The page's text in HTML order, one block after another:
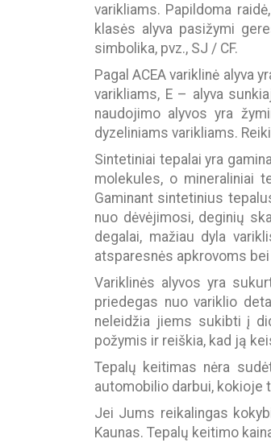
varikliams. Papildoma
klasės alyva pasižymi
simbolika, pvz., SJ / CF.
Pagal ACEA variklinė alyva
varikliams, E – alyva
naudojimo alyvos yra
dyzeliniams varikliams.
Sintetiniai tepalai yra
molekules, o mineraliniai
Gaminant sintetinius
nuo dėvėjimosi, deginių
degalai, mažiau dyla
atsparesnės apkrovoms
Variklinės alyvos yra
priedegas nuo variklio
neleidžia jiems sukibti į
požymis ir reiškia, kad ją
Tepalų keitimas nėra
automobilio darbui, kokioje
Jei Jums reikalingas
Kaunas. Tepalų keitimo